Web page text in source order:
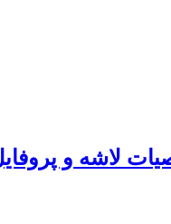
لاشه و